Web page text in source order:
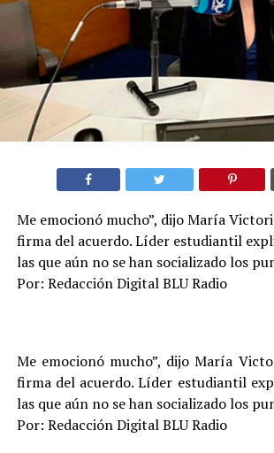
Me emocionó mucho”, dijo María
firma del acuerdo. Líder estudiantil
las que aún no se han socializado los
Por: Redacción Digital BLU Radio
Me emocionó mucho”, dijo María
firma del acuerdo. Líder estudiantil
las que aún no se han socializado los
Por: Redacción Digital BLU Radio